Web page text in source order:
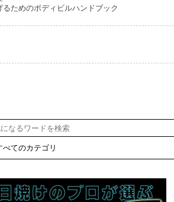
ためのボディビルハンドブック